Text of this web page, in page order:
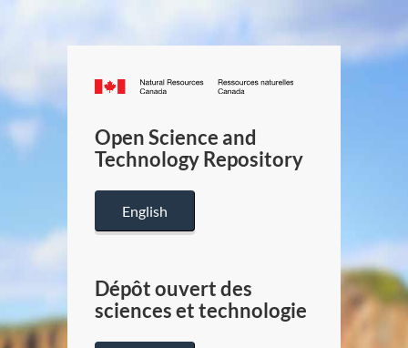
Canada.ca
/
Canada
Open Science and
Technology Repository
English
Dépôt ouvert des
sciences et technologie